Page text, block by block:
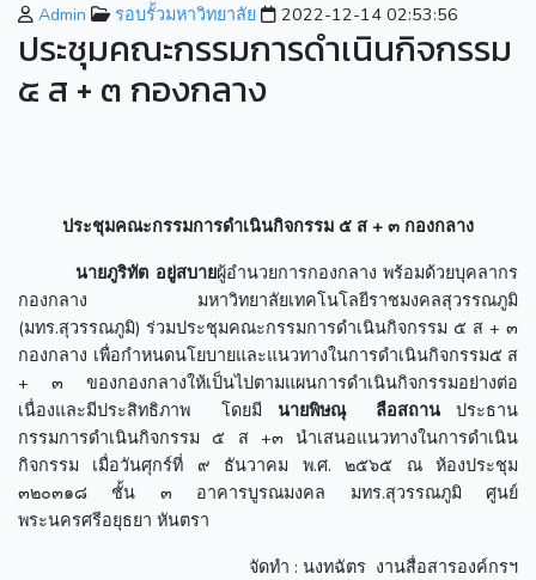
Admin รอบรั้วมหาวิทยาลัย 2022-12-14 02:53:56
ประชุมคณะกรรมการดำเนินกิจกรรม
๕ ส + ๓ กองกลาง
ประชุมคณะกรรมการดำเนินกิจกรรม ๕ ส + ๓ กองกลาง
นายภูริทัต อยู่สบายผู้อำนวยการกองกลาง พร้อมด้วยบุคลากร
กองกลาง มหาวิทยาลัยเทคโนโลยีราชมงคลสุวรรณภูมิ
(มทร.สุวรรณภูมิ) ร่วมประชุมคณะกรรมการดำเนินกิจกรรม ๕ ส + ๓
กองกลาง เพื่อกำหนดนโยบายและแนวทางในการดำเนินกิจกรรม๕ ส
+ ๓ ของกองกลางให้เป็นไปตามแผนการดำเนินกิจกรรมอย่างต่อ
เนื่องและมีประสิทธิภาพ โดยมี นายพิษณุ ลือสถาน ประธาน
กรรมการดำเนินกิจกรรม ๕ ส +๓ นำเสนอแนวทางในการดำเนิน
กิจกรรม เมื่อวันศุกร์ที่ ๙ ธันวาคม พ.ศ. ๒๕๖๕ ณ ห้องประชุม
๓๒๐๓๑๘ ชั้น ๓ อาคารบูรณมงคล มทร.สุวรรณภูมิ ศูนย์
พระนครศรีอยุธยา หันตรา
จัดทำ : นงทฉัตร งานสื่อสารองค์กรฯ